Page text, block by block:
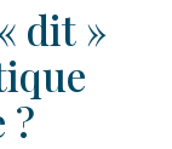
dit »
?